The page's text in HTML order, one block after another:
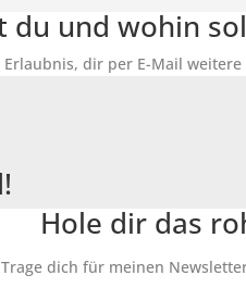
du und wohin
dir per E-Mail
Hole dir das
Trage dich für meinen